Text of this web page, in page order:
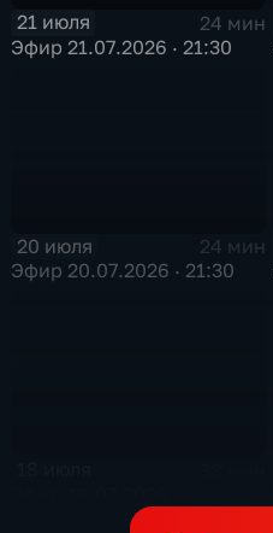
21 июля
24 мин
Эфир 21.07.2026 · 21:30
20 июля
24 мин
Эфир 20.07.2026 · 21:30